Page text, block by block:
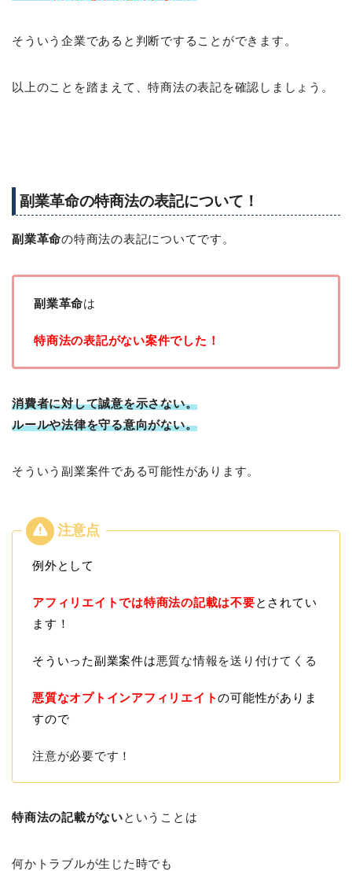
そういう企業であると判断ですることができます。
以上のことを踏まえて、特商法の表記を確認しましょう。
副業革命の特商法の表記について！
副業革命の特商法の表記についてです。
副業革命は
特商法の表記がない案件でした！
消費者に対して誠意を示さない。
ルールや法律を守る意向がない。
そういう副業案件である可能性があります。
例外として
アフィリエイトでは特商法の記載は不要とされてい
ます！
そういった副業案件は悪質な情報を送り付けてくる
悪質なオプトインアフィリエイトの可能性がありま
すので
注意が必要です！
特商法の記載がないということは
何かトラブルが生じた時でも